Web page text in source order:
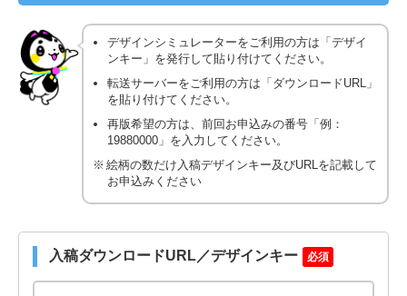
デザインシミュレーターをご利用の方は「デザイ
ンキー」を発行して貼り付けてください。
転送サーバーをご利用の方は「ダウンロードURL」
を貼り付けてください。
再版希望の方は、前回お申込みの番号「例：
19880000」を入力してください。
絵柄の数だけ入稿デザインキー及びURLを記載して
お申込みください
入稿ダウンロードURL／デザインキー 必須